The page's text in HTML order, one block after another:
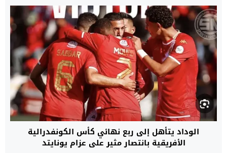
الوداد يتأهل إلى ربع نهائي كأس الكونفدرالية
الأفريقية بانتصار مثير على عزام يونايتد